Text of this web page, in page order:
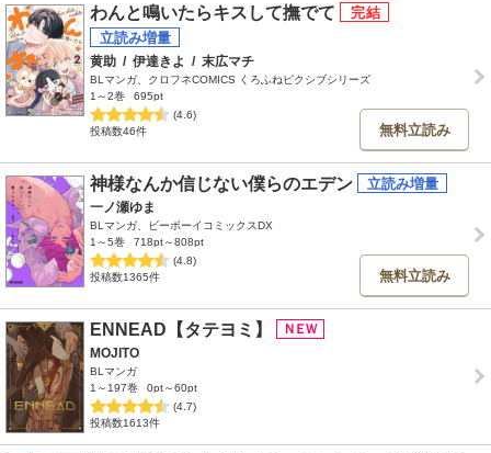
わんと鳴いたらキスして撫でて
黄助 / 伊達きよ / 末広マチ
BLマンガ、クロフネCOMICS くろふねピクシブシリーズ
1～2巻
695pt
(4.6)
投稿数46件
無料立読み
神様なんか信じない僕らのエデン
一ノ瀬ゆま
BLマンガ、ビーボーイコミックスDX
1～5巻
718pt～808pt
(4.8)
投稿数1365件
無料立読み
ENNEAD【タテヨミ】
MOJITO
BLマンガ
1～197巻
0pt～60pt
(4.7)
投稿数1613件